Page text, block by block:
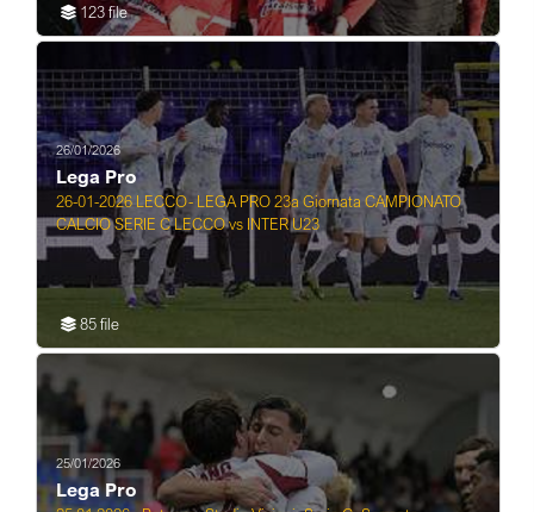
123 file
26/01/2026
Lega Pro
26-01-2026 LECCO- LEGA PRO 23a Giornata CAMPIONATO
CALCIO SERIE C LECCO vs INTER U23
85 file
25/01/2026
Lega Pro